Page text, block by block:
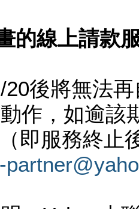
的線上請款
20後將無法
作，如逾該
即服務終止